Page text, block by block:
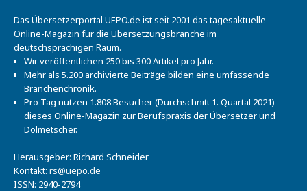
Das Übersetzerportal UEPO.de ist seit 2001 das tagesaktuelle
Online-Magazin für die Übersetzungsbranche im
deutschsprachigen Raum.
Wir veröffentlichen 250 bis 300 Artikel pro Jahr.
Mehr als 5.200 archivierte Beiträge bilden eine umfassende
Branchenchronik.
Pro Tag nutzen 1.808 Besucher (Durchschnitt 1. Quartal 2021)
dieses Online-Magazin zur Berufspraxis der Übersetzer und
Dolmetscher.
Herausgeber: Richard Schneider
Kontakt: rs@uepo.de
ISSN: 2940-2794